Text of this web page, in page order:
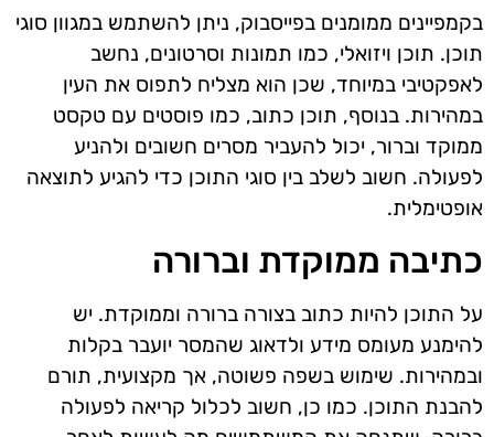
בקמפיינים ממומנים בפייסבוק, ניתן להשתמש במגוון סוגי
תוכן. תוכן ויזואלי, כמו תמונות וסרטונים, נחשב
לאפקטיבי במיוחד, שכן הוא מצליח לתפוס את העין
במהירות. בנוסף, תוכן כתוב, כמו פוסטים עם טקסט
ממוקד וברור, יכול להעביר מסרים חשובים ולהניע
לפעולה. חשוב לשלב בין סוגי התוכן כדי להגיע לתוצאה
אופטימלית.
כתיבה ממוקדת וברורה
על התוכן להיות כתוב בצורה ברורה וממוקדת. יש
להימנע מעומס מידע ולדאוג שהמסר יועבר בקלות
ובמהירות. שימוש בשפה פשוטה, אך מקצועית, תורם
להבנת התוכן. כמו כן, חשוב לכלול קריאה לפעולה